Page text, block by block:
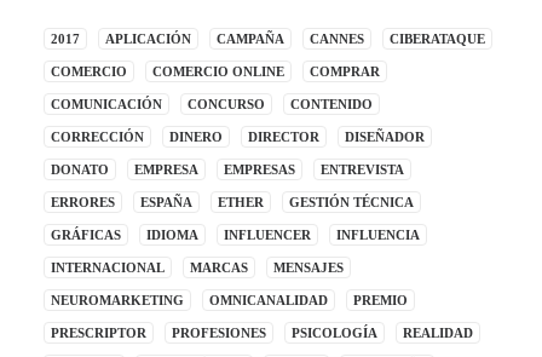
2017 APLICACIÓN CAMPAÑA CANNES CIBERATAQUE
COMERCIO COMERCIO ONLINE COMPRAR
COMUNICACIÓN CONCURSO CONTENIDO
CORRECCIÓN DINERO DIRECTOR DISEÑADOR
DONATO EMPRESA EMPRESAS ENTREVISTA
ERRORES ESPAÑA ETHER GESTIÓN TÉCNICA
GRÁFICAS IDIOMA INFLUENCER INFLUENCIA
INTERNACIONAL MARCAS MENSAJES
NEUROMARKETING OMNICANALIDAD PREMIO
PRESCRIPTOR PROFESIONES PSICOLOGÍA REALIDAD